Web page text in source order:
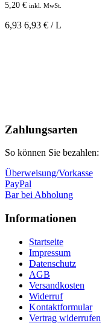
5,20 € inkl. MwSt.
6,93 6,93 € / L
oben
Zahlungsarten
So können Sie bezahlen:
Überweisung/Vorkasse
PayPal
Bar bei Abholung
Informationen
Startseite
Impressum
Datenschutz
AGB
Versandkosten
Widerruf
Kontaktformular
Vertrag widerrufen